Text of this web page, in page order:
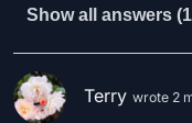
Show all answers
Terry wrote 2